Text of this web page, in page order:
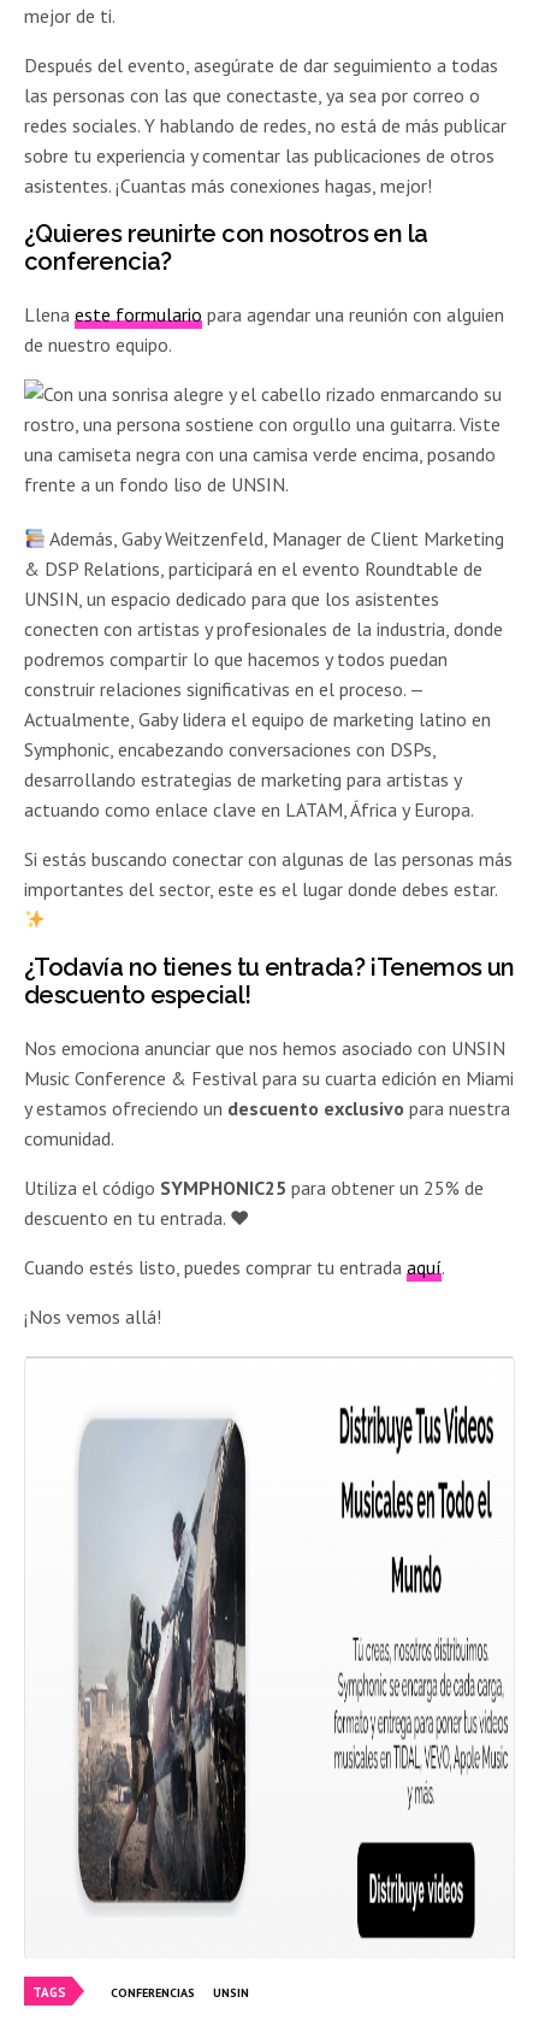
mejor de ti.
Después del evento, asegúrate de dar seguimiento a todas
las personas con las que conectaste, ya sea por correo o
redes sociales. Y hablando de redes, no está de más publicar
sobre tu experiencia y comentar las publicaciones de otros
asistentes. ¡Cuantas más conexiones hagas, mejor!
¿Quieres reunirte con nosotros en la
conferencia?
Llenaeste formulario para agendar una reunión con alguien
de nuestro equipo.
Además, Gaby Weitzenfeld, Manager de Client Marketing
& DSP Relations, participará en el evento Roundtable de
UNSIN, un espacio dedicado para que los asistentes
conecten con artistas y profesionales de la industria, donde
podremos compartir lo que hacemos y todos puedan
construir relaciones significativas en el proceso. —
Actualmente, Gaby lidera el equipo de marketing latino en
Symphonic, encabezando conversaciones con DSPs,
desarrollando estrategias de marketing para artistas y
actuando como enlace clave en LATAM, África y Europa.
Si estás buscando conectar con algunas de las personas más
importantes del sector, este es el lugar donde debes estar.
¿Todavía no tienes tu entrada? ¡Tenemos un
descuento especial!
Nos emociona anunciar que nos hemos asociado con UNSIN
Music Conference & Festival para su cuarta edición en Miami
y estamos ofreciendo un descuento exclusivo para nuestra
comunidad.
Utiliza el código SYMPHONIC25 para obtener un 25% de
descuento en tu entrada. ♥️
Cuando estés listo, puedes comprar tu entradaaquí.
¡Nos vemos allá!
TAGS CONFERENCIAS UNSIN